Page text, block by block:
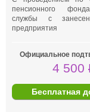
пенсионного
службы с
предприятия
Официальное
4 500
Бесплатная